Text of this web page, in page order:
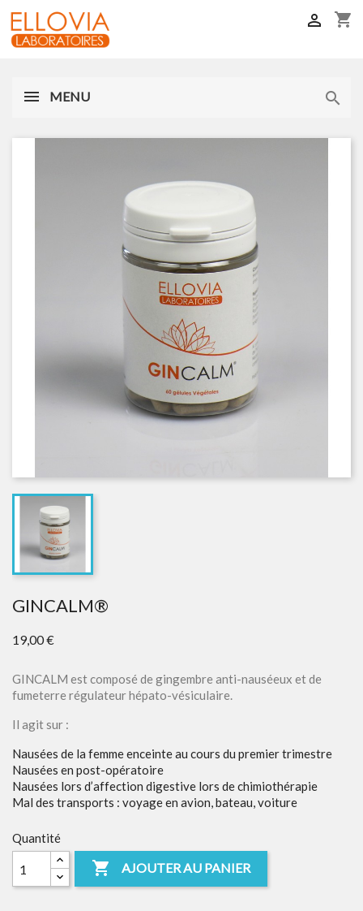
shopping_cart

MENU 
GINCALM®
19,00 €
GINCALM est composé de gingembre anti-nauséeux et de
fumeterre régulateur hépato-vésiculaire.
Il agit sur :
Nausées de la femme enceinte au cours du premier trimestre
Nausées en post-opératoire
Nausées lors d’affection digestive lors de chimiothérapie
Mal des transports : voyage en avion, bateau, voiture
Quantité
 AJOUTER AU PANIER